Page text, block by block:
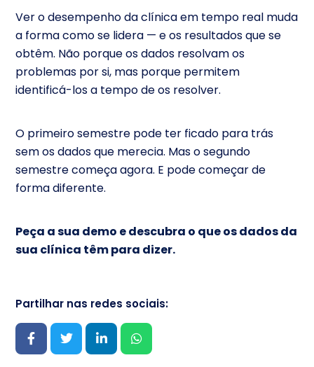
Ver o desempenho da clínica em tempo real muda
a forma como se lidera — e os resultados que se
obtêm. Não porque os dados resolvam os
problemas por si, mas porque permitem
identificá-los a tempo de os resolver.
O primeiro semestre pode ter ficado para trás
sem os dados que merecia. Mas o segundo
semestre começa agora. E pode começar de
forma diferente.
Peça a sua demo e descubra o que os dados da
sua clínica têm para dizer.
Partilhar nas redes sociais: